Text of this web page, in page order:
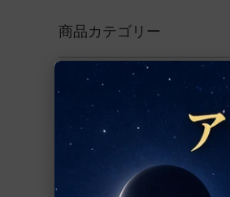
商品カテゴリー
アクセサリー